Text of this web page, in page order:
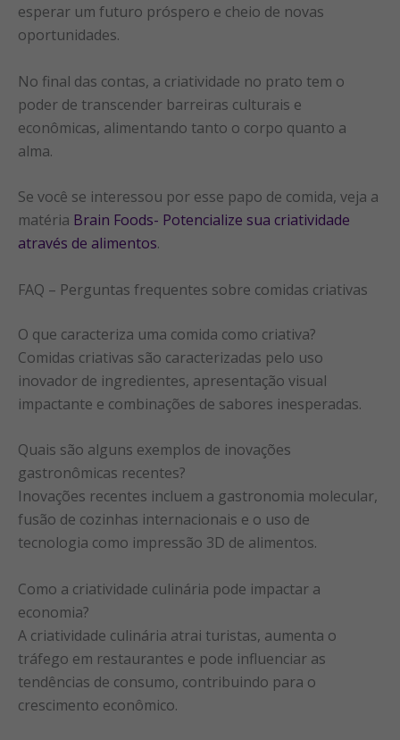
esperar um futuro próspero e cheio de novas
oportunidades.
No final das contas, a criatividade no prato tem o
poder de transcender barreiras culturais e
econômicas, alimentando tanto o corpo quanto a
alma.
Se você se interessou por esse papo de comida, veja a
matéria Brain Foods- Potencialize sua criatividade
através de alimentos.
FAQ – Perguntas frequentes sobre comidas criativas
O que caracteriza uma comida como criativa?
Comidas criativas são caracterizadas pelo uso
inovador de ingredientes, apresentação visual
impactante e combinações de sabores inesperadas.
Quais são alguns exemplos de inovações
gastronômicas recentes?
Inovações recentes incluem a gastronomia molecular,
fusão de cozinhas internacionais e o uso de
tecnologia como impressão 3D de alimentos.
Como a criatividade culinária pode impactar a
economia?
A criatividade culinária atrai turistas, aumenta o
tráfego em restaurantes e pode influenciar as
tendências de consumo, contribuindo para o
crescimento econômico.